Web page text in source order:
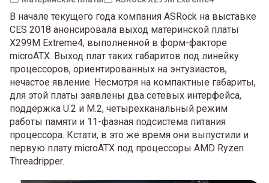
В начале текущего года компания ASRock на выставке
CES 2018 анонсировала выход материнской платы
X299M Extreme4, выполненной в форм-факторе
microATX. Выход плат таких габаритов под линейку
процессоров, ориентированных на энтузиастов,
нечастое явление. Несмотря на компактные габариты,
для этой платы заявлены два сетевых интерфейса,
поддержка U.2 и M.2, четырехканальный режим
работы памяти и 11-фазная подсистема питания
процессора. Кстати, в это же время они выпустили и
первую плату microATX под процессоры AMD Ryzen
Threadripper.